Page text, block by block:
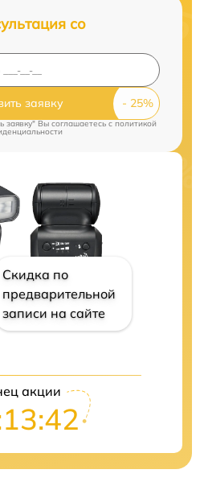
со
заявку
заявку" Вы соглашаетесь cполитикой
Скидка по
предварительной
записи на сайте
акции